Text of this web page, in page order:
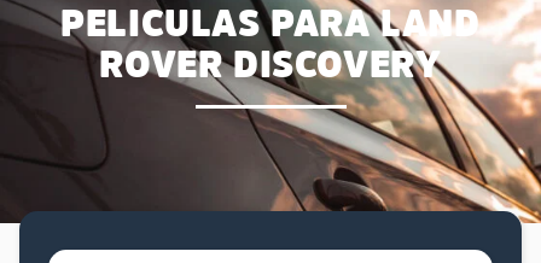
PELICULAS PARA LAND
ROVER DISCOVERY